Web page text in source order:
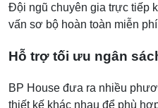
Đội ngũ chuyên gia trực tiếp
vấn sơ bộ hoàn toàn miễn
Hỗ trợ tối ưu ngân
BP House đưa ra nhiều
thiết kế khác nhau để phù